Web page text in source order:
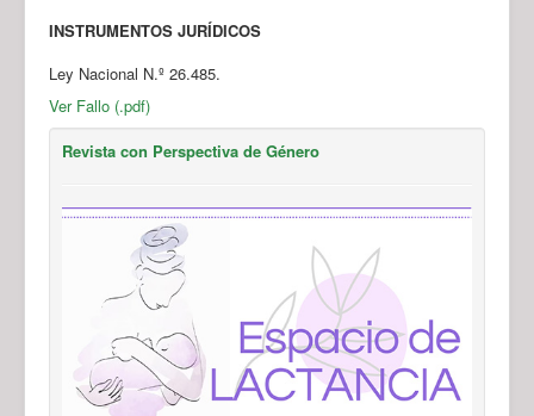
INSTRUMENTOS JURÍDICOS
Ley Nacional N.º 26.485.
Ver Fallo (.pdf)
Revista con Perspectiva de Género